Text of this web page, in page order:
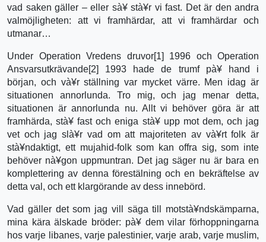
vad saken gäller – eller sà¥ stà¥r vi fast. Det är den andra
valmöjligheten: att vi framhärdar, att vi framhärdar och
utmanar…
Under Operation Vredens druvor[1] 1996 och Operation
Ansvarsutkrävande[2] 1993 hade de trumf pà¥ hand i
början, och và¥r ställning var mycket värre. Men idag är
situationen annorlunda. Tro mig, och jag menar detta,
situationen är annorlunda nu. Allt vi behöver göra är att
framhärda, stà¥ fast och eniga stà¥ upp mot dem, och jag
vet och jag slà¥r vad om att majoriteten av và¥rt folk är
stà¥ndaktigt, ett mujahid-folk som kan offra sig, som inte
behöver nà¥gon uppmuntran. Det jag säger nu är bara en
komplettering av denna förestälning och en bekräftelse av
detta val, och ett klargörande av dess innebörd.
Vad gäller det som jag vill säga till motstà¥ndskämparna,
mina kära älskade bröder: pà¥ dem vilar förhoppningarna
hos varje libanes, varje palestinier, varje arab, varje muslim,